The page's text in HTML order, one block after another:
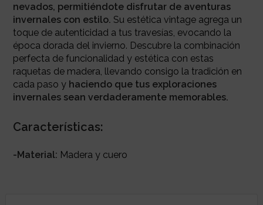
nevados, permitiéndote disfrutar de aventuras
invernales con estilo. Su estética vintage agrega un
toque de autenticidad a tus travesías, evocando la
época dorada del invierno. Descubre la combinación
perfecta de funcionalidad y estética con estas
raquetas de madera, llevando consigo la tradición en
cada paso y haciendo que tus exploraciones
invernales sean verdaderamente memorables.
Características:
-Material: Madera y cuero